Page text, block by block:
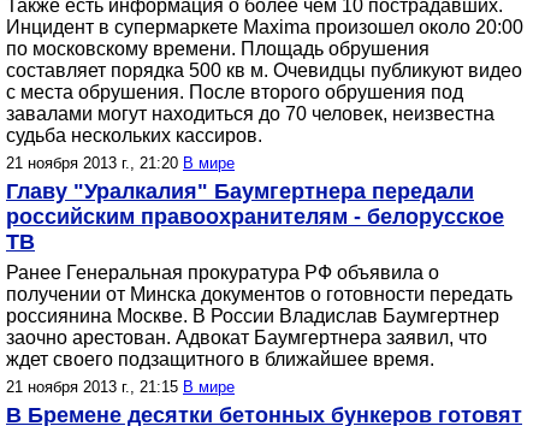
Также есть информация о более чем 10 пострадавших.
Инцидент в супермаркете Maxima произошел около 20:00
по московскому времени. Площадь обрушения
составляет порядка 500 кв м. Очевидцы публикуют видео
с места обрушения. После второго обрушения под
завалами могут находиться до 70 человек, неизвестна
судьба нескольких кассиров.
21 ноября 2013 г., 21:20 В мире
Главу "Уралкалия" Баумгертнера передали
российским правоохранителям - белорусское
ТВ
Ранее Генеральная прокуратура РФ объявила о
получении от Минска документов о готовности передать
россиянина Москве. В России Владислав Баумгертнер
заочно арестован. Адвокат Баумгертнера заявил, что
ждет своего подзащитного в ближайшее время.
21 ноября 2013 г., 21:15 В мире
В Бремене десятки бетонных бункеров готовят